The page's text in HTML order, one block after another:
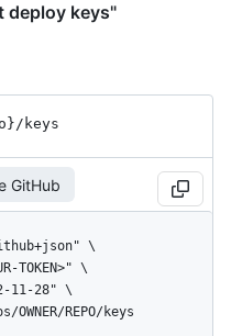
deploy keys"
/keys
GitHub
OWNER/REPO/keys